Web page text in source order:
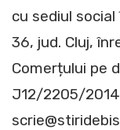
cu sediul social
36, jud. Cluj,
Comerțului pe
J12/2205/